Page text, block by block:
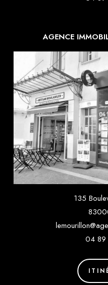
AGENCE
135
04 89